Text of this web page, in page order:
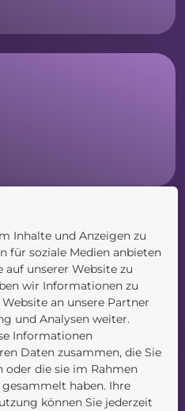
Inhalte und Anzeigen zu
für soziale Medien anbieten
unserer Website zu
wir Informationen zu
an unsere Partner
und Analysen weiter.
Informationen
Daten zusammen, die Sie
oder die sie im Rahmen
haben. Ihre
können Sie jederzeit